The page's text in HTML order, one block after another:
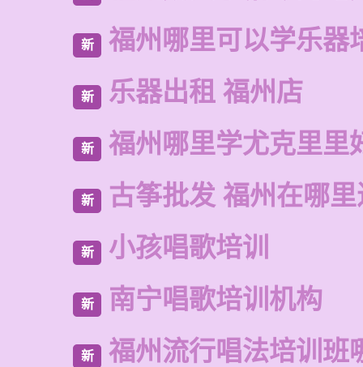
新 福州哪里可以学乐器
新 乐器出租 福州店
新 福州哪里学尤克里里
新 古筝批发 福州在哪
新 小孩唱歌培训
新 南宁唱歌培训机构
新 福州流行唱法培训班